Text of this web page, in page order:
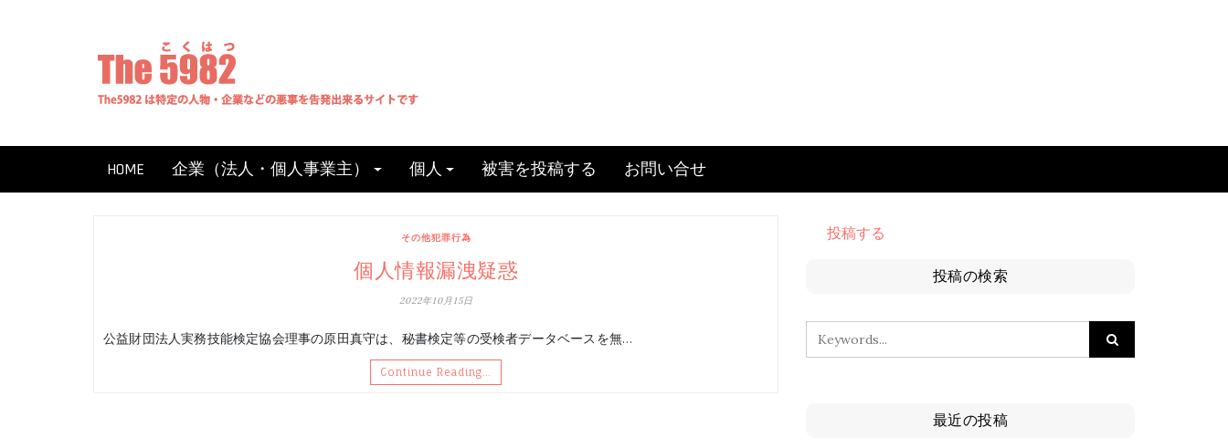
HOME 企業（法人・個人事業主） 個人 被害を投稿する お問い合せ
その他犯罪行為
個人情報漏洩疑惑
2022年10月15日
公益財団法人実務技能検定協会理事の原田真守は、秘書検定等の受検者データベースを無…
Continue Reading…
投稿する
投稿の検索
最近の投稿